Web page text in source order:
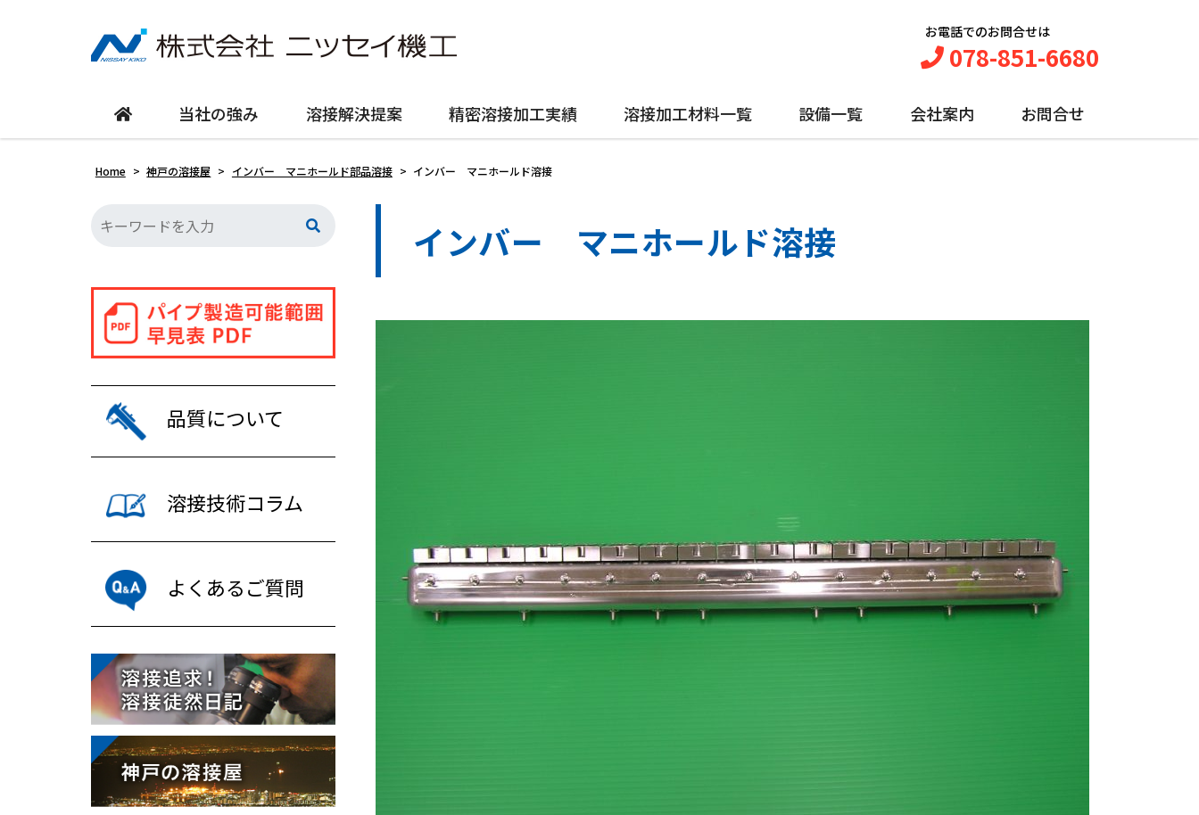
お電話でのお問合せは
078-851-6680
当社の強み 溶接解決提案 精密溶接加工実績 溶接加工材料一覧 設備一覧 会社案内 お問合せ
Home > 神戸の溶接屋 > インバー マニホールド部品溶接 > インバー マニホールド溶接
インバー マニホールド溶接
品質について
溶接技術コラム
よくあるご質問